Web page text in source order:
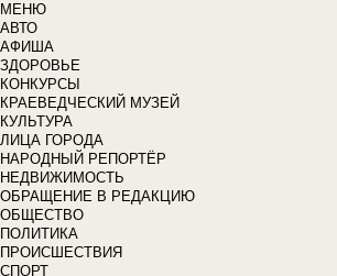
МЕНЮ
АВТО
АФИША
ЗДОРОВЬЕ
КОНКУРСЫ
КРАЕВЕДЧЕСКИЙ МУЗЕЙ
КУЛЬТУРА
ЛИЦА ГОРОДА
НАРОДНЫЙ РЕПОРТЁР
НЕДВИЖИМОСТЬ
ОБРАЩЕНИЕ В РЕДАКЦИЮ
ОБЩЕСТВО
ПОЛИТИКА
ПРОИСШЕСТВИЯ
СПОРТ